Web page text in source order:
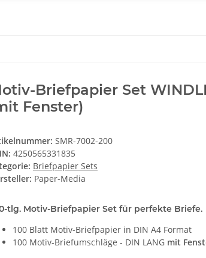
Briefpapier Set
Fenster)
SMR-7002-200
4250565331835
Briefpapier Sets
Paper-Media
tlg. Motiv-Briefpapier Set für perfekte Briefe.
100 Blatt Motiv-Briefpapier in DIN A4 Format
100 Motiv-Briefumschläge - DIN LANG mit